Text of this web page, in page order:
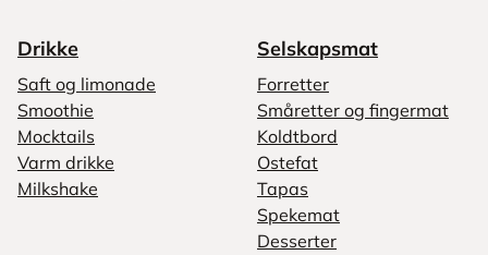
Drikke
Saft og limonade
Smoothie
Mocktails
Varm drikke
Milkshake
Selskapsmat
Forretter
Småretter og fingermat
Koldtbord
Ostefat
Tapas
Spekemat
Desserter